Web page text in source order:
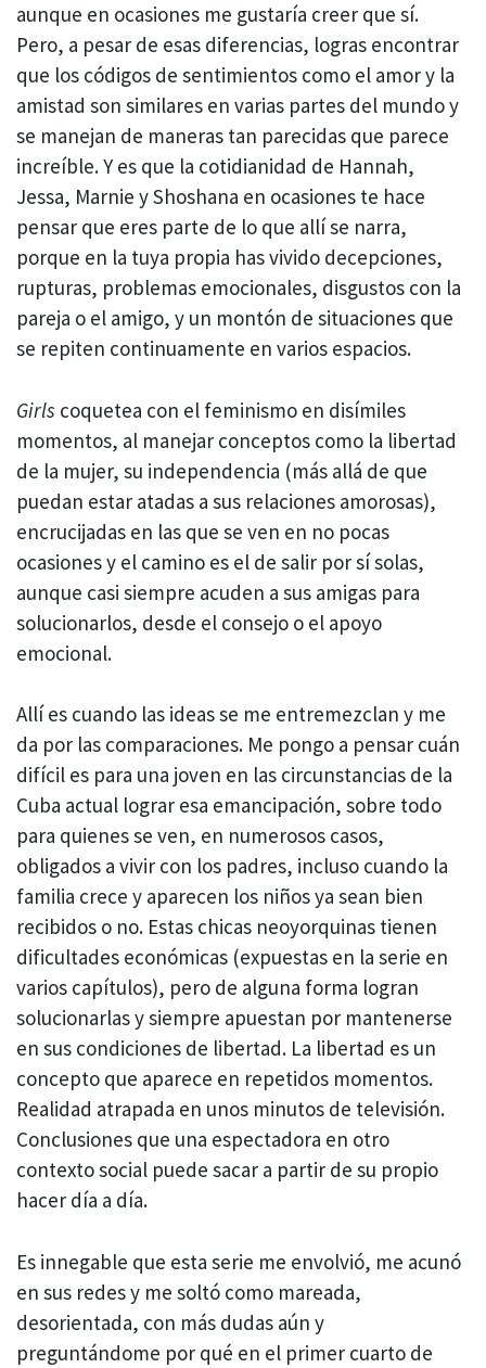
aunque en ocasiones me gustaría creer que sí.
Pero, a pesar de esas diferencias, logras encontrar
que los códigos de sentimientos como el amor y la
amistad son similares en varias partes del mundo y
se manejan de maneras tan parecidas que parece
increíble. Y es que la cotidianidad de Hannah,
Jessa, Marnie y Shoshana en ocasiones te hace
pensar que eres parte de lo que allí se narra,
porque en la tuya propia has vivido decepciones,
rupturas, problemas emocionales, disgustos con la
pareja o el amigo, y un montón de situaciones que
se repiten continuamente en varios espacios.
Girls coquetea con el feminismo en disímiles
momentos, al manejar conceptos como la libertad
de la mujer, su independencia (más allá de que
puedan estar atadas a sus relaciones amorosas),
encrucijadas en las que se ven en no pocas
ocasiones y el camino es el de salir por sí solas,
aunque casi siempre acuden a sus amigas para
solucionarlos, desde el consejo o el apoyo
emocional.
Allí es cuando las ideas se me entremezclan y me
da por las comparaciones. Me pongo a pensar cuán
difícil es para una joven en las circunstancias de la
Cuba actual lograr esa emancipación, sobre todo
para quienes se ven, en numerosos casos,
obligados a vivir con los padres, incluso cuando la
familia crece y aparecen los niños ya sean bien
recibidos o no. Estas chicas neoyorquinas tienen
dificultades económicas (expuestas en la serie en
varios capítulos), pero de alguna forma logran
solucionarlas y siempre apuestan por mantenerse
en sus condiciones de libertad. La libertad es un
concepto que aparece en repetidos momentos.
Realidad atrapada en unos minutos de televisión.
Conclusiones que una espectadora en otro
contexto social puede sacar a partir de su propio
hacer día a día.
Es innegable que esta serie me envolvió, me acunó
en sus redes y me soltó como mareada,
desorientada, con más dudas aún y
preguntándome por qué en el primer cuarto de